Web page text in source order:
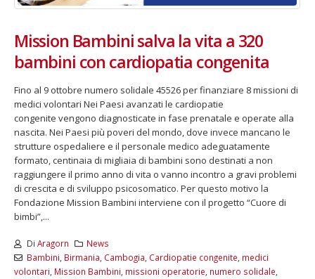
Mission Bambini salva la vita a 320
bambini con cardiopatia congenita
Fino al 9 ottobre numero solidale 45526 per finanziare 8 missioni di
medici volontari Nei Paesi avanzati le cardiopatie
congenite vengono diagnosticate in fase prenatale e operate alla
nascita. Nei Paesi più poveri del mondo, dove invece mancano le
strutture ospedaliere e il personale medico adeguatamente
formato, centinaia di migliaia di bambini sono destinati a non
raggiungere il primo anno di vita o vanno incontro a gravi problemi
di crescita e di sviluppo psicosomatico. Per questo motivo la
Fondazione Mission Bambini interviene con il progetto “Cuore di
bimbi”,...
Di Aragorn
News
Bambini, Birmania, Cambogia, Cardiopatie congenite, medici
volontari, Mission Bambini, missioni operatorie, numero solidale,